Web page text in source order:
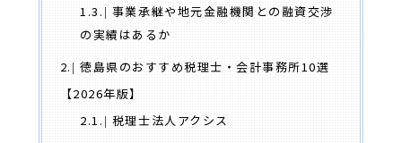
1.3.
事業承継や地元金融機関との融資交渉
の実績はあるか
2.
徳島県のおすすめ税理士・会計事務所10選
【2026年版】
2.1.
税理士法人アクシス